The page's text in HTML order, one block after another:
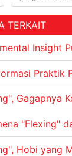
TERKAIT
Insight
Praktik
Gagapnya
"Flexing"
Hobi yang